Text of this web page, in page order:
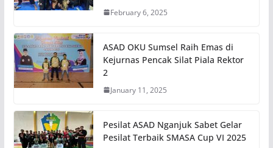
February 6, 2025
ASAD OKU Sumsel Raih Emas di
Kejurnas Pencak Silat Piala Rektor
2
January 11, 2025
Pesilat ASAD Nganjuk Sabet Gelar
Pesilat Terbaik SMASA Cup VI 2025